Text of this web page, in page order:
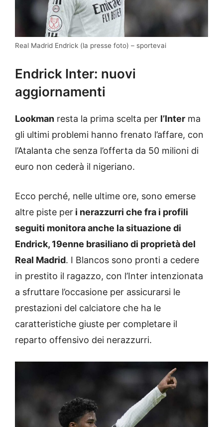
Real Madrid Endrick (la presse foto) – sportevai
Endrick Inter: nuovi
aggiornamenti
Lookman resta la prima scelta per l’Inter ma
gli ultimi problemi hanno frenato l’affare, con
l’Atalanta che senza l’offerta da 50 milioni di
euro non cederà il nigeriano.
Ecco perché, nelle ultime ore, sono emerse
altre piste per i nerazzurri che fra i profili
seguiti monitora anche la situazione di
Endrick, 19enne brasiliano di proprietà del
Real Madrid. I Blancos sono pronti a cedere
in prestito il ragazzo, con l’Inter intenzionata
a sfruttare l’occasione per assicurarsi le
prestazioni del calciatore che ha le
caratteristiche giuste per completare il
reparto offensivo dei nerazzurri.